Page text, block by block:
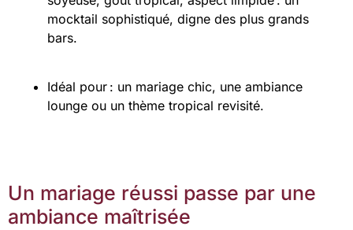
mocktail sophistiqué, digne des plus grands
bars.
Idéal pour : un mariage chic, une ambiance
lounge ou un thème tropical revisité.
Un mariage réussi passe par une
ambiance maîtrisée